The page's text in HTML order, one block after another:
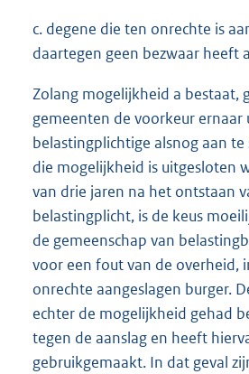
c. degene die ten onrechte is
daartegen geen bezwaar heeft
Zolang mogelijkheid a bestaat,
gemeenten de voorkeur ernaar
belastingplichtige alsnog aan
die mogelijkheid is uitgesloten
van drie jaren na het ontstaan
belastingplicht, is de keus
de gemeenschap van
voor een fout van de overheid,
onrechte aangeslagen burger.
echter de mogelijkheid gehad
tegen de aanslag en heeft
gebruikgemaakt. In dat geval